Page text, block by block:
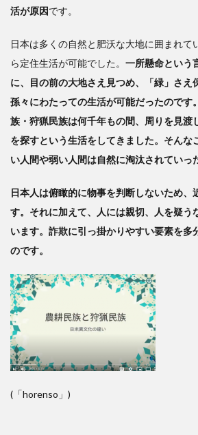
だま
3
上
手い
話に
ナが
待っ
てい
活が原因です。
日本は多くの自然と肥沃な大地に囲まれて
ら定住生活が可能でした。 一所懸命という
に、目の前の大地さえ見つめ、「緑」さえ
孫々にわたっての生活が可能だったのです。
族・狩猟民族は何千年もの間、周りを見渡
を探すという生活をしてきました。そんな
い人間や弱い人間は自然に淘汰されていっ
日本人は俯瞰的に物事を判断しないため、
す。それに加えて、人には親切、人を疑う
います。詐欺に引っ掛かりやすい要素を多
のです。
(「horenso」)